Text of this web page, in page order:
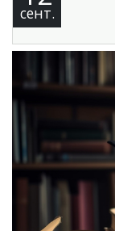
сент.